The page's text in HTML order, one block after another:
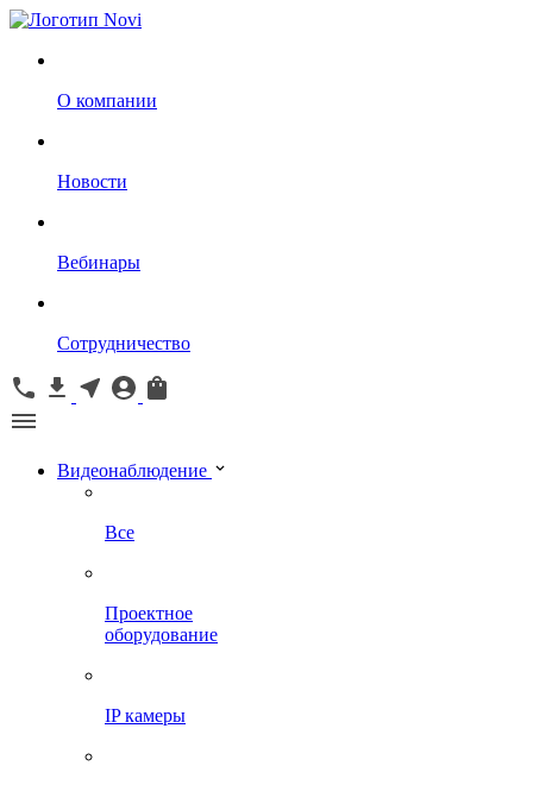
О компании
Новости
Вебинары
Сотрудничество
Видеонаблюдение
Все
Проектное
оборудование
IP камеры